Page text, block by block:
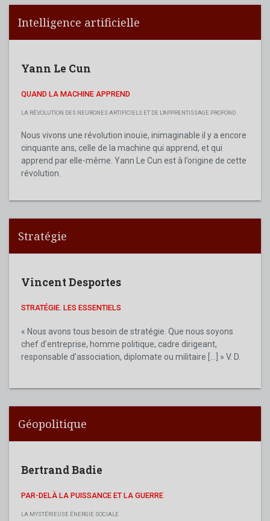
Intelligence artificielle
Yann Le Cun
QUAND LA MACHINE APPREND
LA RÉVOLUTION DES NEURONES ARTIFICIELS ET DE L'APPRENTISSAGE PROFOND
Nous vivons une révolution inouïe, inimaginable il y a encore
cinquante ans, celle de la machine qui apprend, et qui
apprend par elle-même. Yann Le Cun est à l’origine de cette
révolution.
Stratégie
Vincent Desportes
STRATÉGIE. LES ESSENTIELS
« Nous avons tous besoin de stratégie. Que nous soyons
chef d’entreprise, homme politique, cadre dirigeant,
responsable d’association, diplomate ou militaire [...] » V. D.
Géopolitique
Bertrand Badie
PAR-DELÀ LA PUISSANCE ET LA GUERRE
LA MYSTÉRIEUSE ÉNERGIE SOCIALE